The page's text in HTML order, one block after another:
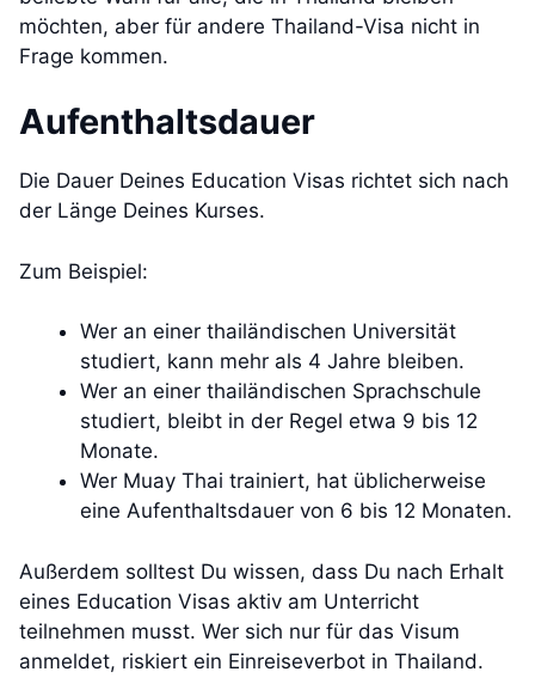
möchten, aber für andere Thailand-Visa nicht in
Frage kommen.
Aufenthaltsdauer
Die Dauer Deines Education Visas richtet sich nach
der Länge Deines Kurses.
Zum Beispiel:
Wer an einer thailändischen Universität
studiert, kann mehr als 4 Jahre bleiben.
Wer an einer thailändischen Sprachschule
studiert, bleibt in der Regel etwa 9 bis 12
Monate.
Wer Muay Thai trainiert, hat üblicherweise
eine Aufenthaltsdauer von 6 bis 12 Monaten.
Außerdem solltest Du wissen, dass Du nach Erhalt
eines Education Visas aktiv am Unterricht
teilnehmen musst. Wer sich nur für das Visum
anmeldet, riskiert ein Einreiseverbot in Thailand.